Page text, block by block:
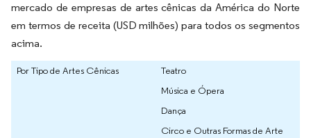
mercado de empresas de artes cênicas da América do Norte
em termos de receita (USD milhões) para todos os segmentos
acima.
Por Tipo de Artes Cênicas
Teatro
Música e Ópera
Dança
Circo e Outras Formas de Arte